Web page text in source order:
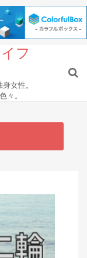
フ
女性。
々。